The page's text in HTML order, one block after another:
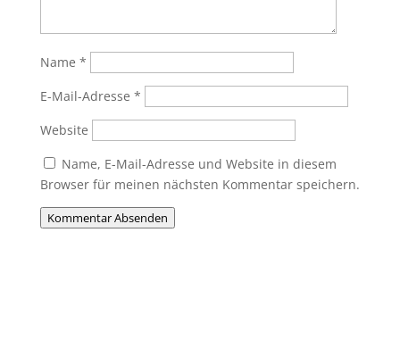
Name *
E-Mail-Adresse *
Website
Name, E-Mail-Adresse und Website in diesem
Browser für meinen nächsten Kommentar speichern.
Kommentar Absenden